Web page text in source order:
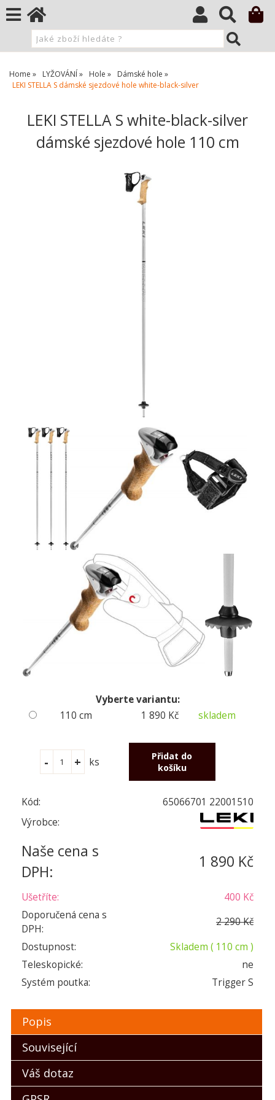
Home LYŽOVÁNÍ Hole
Dámské hole
LEKI STELLA S dámské sjezdové hole white-black-silver
LEKI STELLA S white-black-silver
dámské sjezdové hole 110 cm
Vyberte variantu:
110 cm
1 890 Kč skladem
ks
Kód:
65066701 22001510
Výrobce:
Naše cena s
DPH:
1 890 Kč
Ušetříte:
400 Kč
Doporučená cena s
DPH:
2 290 Kč
Dostupnost:
Skladem ( 110 cm )
Teleskopické:
ne
Systém poutka:
Trigger S
Popis
Související
Váš dotaz